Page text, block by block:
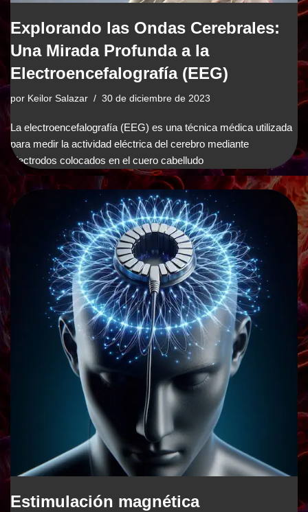
Explorando las Ondas Cerebrales:
Una Mirada Profunda a la
Electroencefalografía (EEG)
por Keilor Salazar 30 de diciembre de 2023
La electroencefalografía (EEG) es una técnica médica utilizada
para medir la actividad eléctrica del cerebro mediante
electrodos colocados en el cuero cabelludo
Estimulación magnética